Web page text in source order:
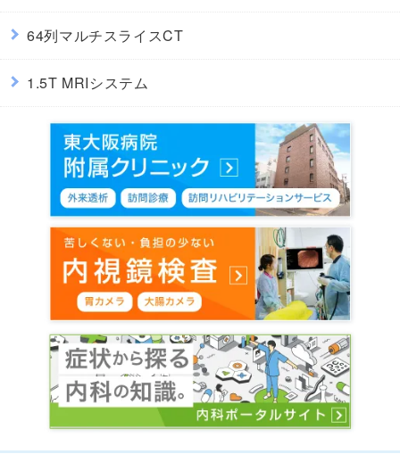
64列マルチスライスCT
1.5T MRIシステム